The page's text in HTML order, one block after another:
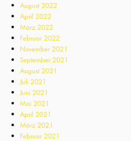
August 2022
April 2022
März 2022
Februar 2022
November 2021
September 2021
August 2021
Juli 2021
Juni 2021
Mai 2021
April 2021
März 2021
Februar 2021